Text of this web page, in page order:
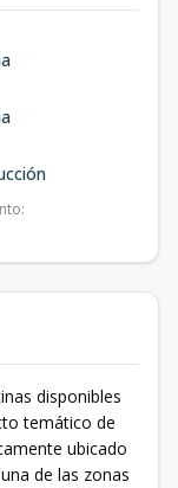
:
disponibles
temático de
ubicado
de las zonas